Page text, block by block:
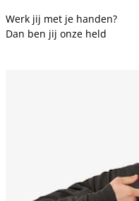
Werk jij met je handen?
Dan ben jij onze held